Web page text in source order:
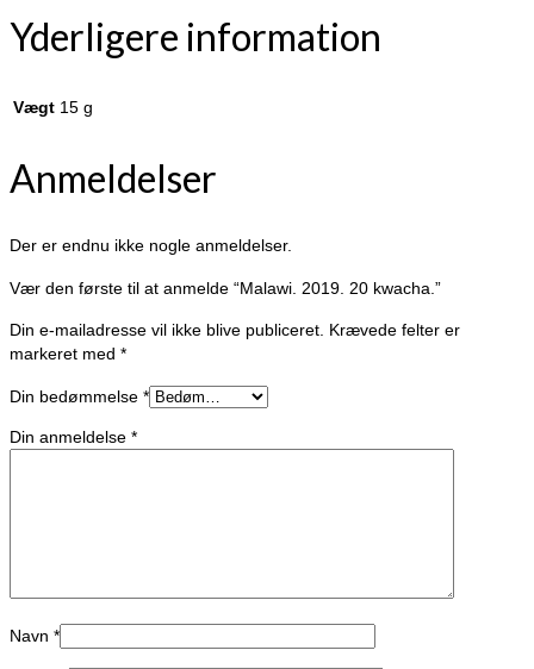
Yderligere information
Vægt 15 g
Anmeldelser
Der er endnu ikke nogle anmeldelser.
Vær den første til at anmelde “Malawi. 2019. 20 kwacha.”
Din e-mailadresse vil ikke blive publiceret. Krævede felter er
markeret med *
Din bedømmelse *
Din anmeldelse *
Navn *